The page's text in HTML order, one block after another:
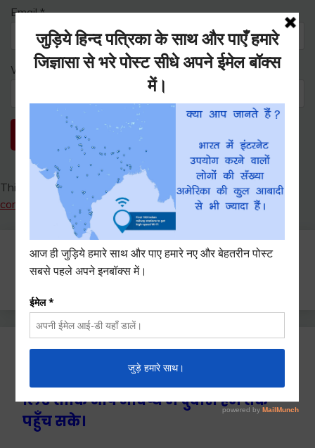
Email*
Website
This site uses Akismet to reduce spam.Learn how your
comment data is processed.
Search
for:
Ctrl+D दबाएँ हमे बुकमार्क / सेव करने के
लिए ताकि आप भविष्य में दुबारा हम तक
पहुँच सके।